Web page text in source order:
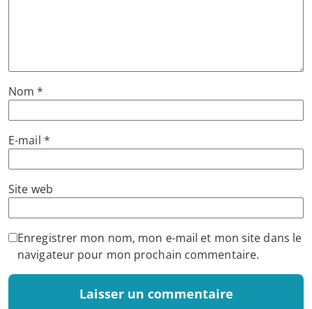
Nom*
E-mail *
Site web
Enregistrer mon nom, mon e-mail et mon site dans le
navigateur pour mon prochain commentaire.